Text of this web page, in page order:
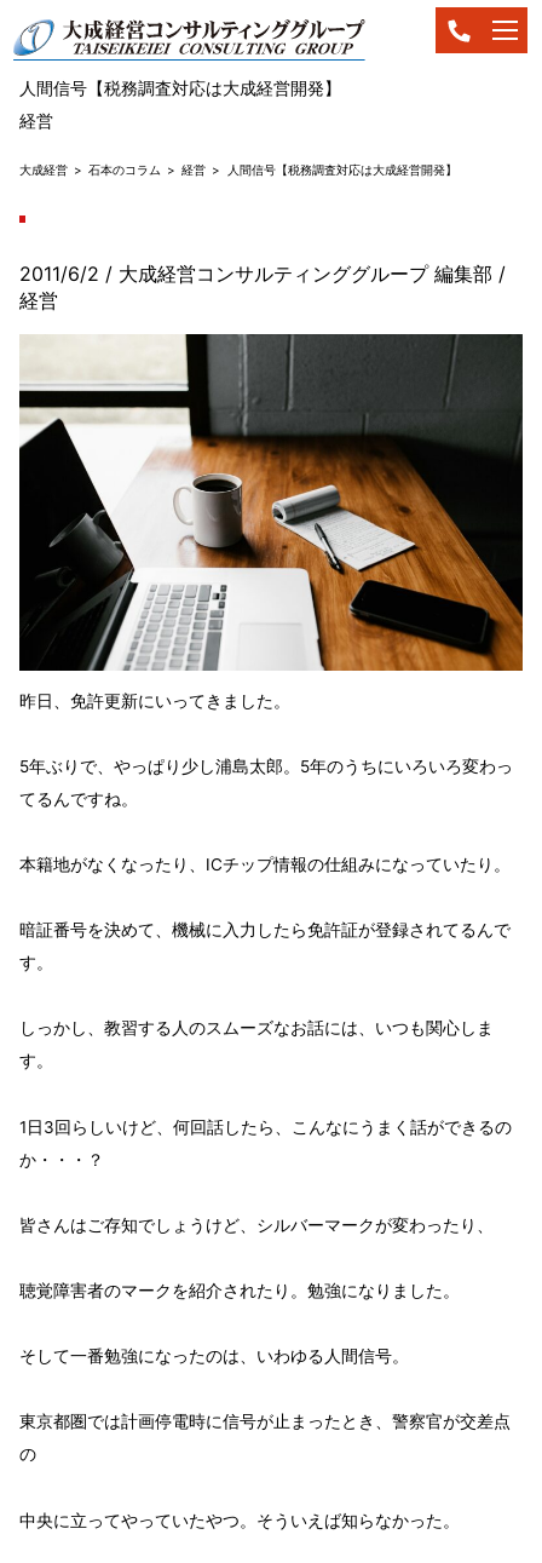
人間信号【税務調査対応は大成経営開発】
経営
大成経営 石本のコラム 経営 人間信号【税務調査対応は大成経営開発】
2011/6/2 / 大成経営コンサルティンググループ 編集部 /
経営
昨日、免許更新にいってきました。
5年ぶりで、やっぱり少し浦島太郎。5年のうちにいろいろ変わっ
てるんですね。
本籍地がなくなったり、ICチップ情報の仕組みになっていたり。
暗証番号を決めて、機械に入力したら免許証が登録されてるんで
す。
しっかし、教習する人のスムーズなお話には、いつも関心しま
す。
1日3回らしいけど、何回話したら、こんなにうまく話ができるの
か・・・？
皆さんはご存知でしょうけど、シルバーマークが変わったり、
聴覚障害者のマークを紹介されたり。勉強になりました。
そして一番勉強になったのは、いわゆる人間信号。
東京都圏では計画停電時に信号が止まったとき、警察官が交差点
の
中央に立ってやっていたやつ。そういえば知らなかった。